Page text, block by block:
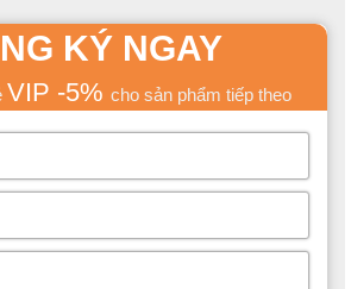
KÝ NGAY
VIP -5% cho sản phẩm tiếp theo